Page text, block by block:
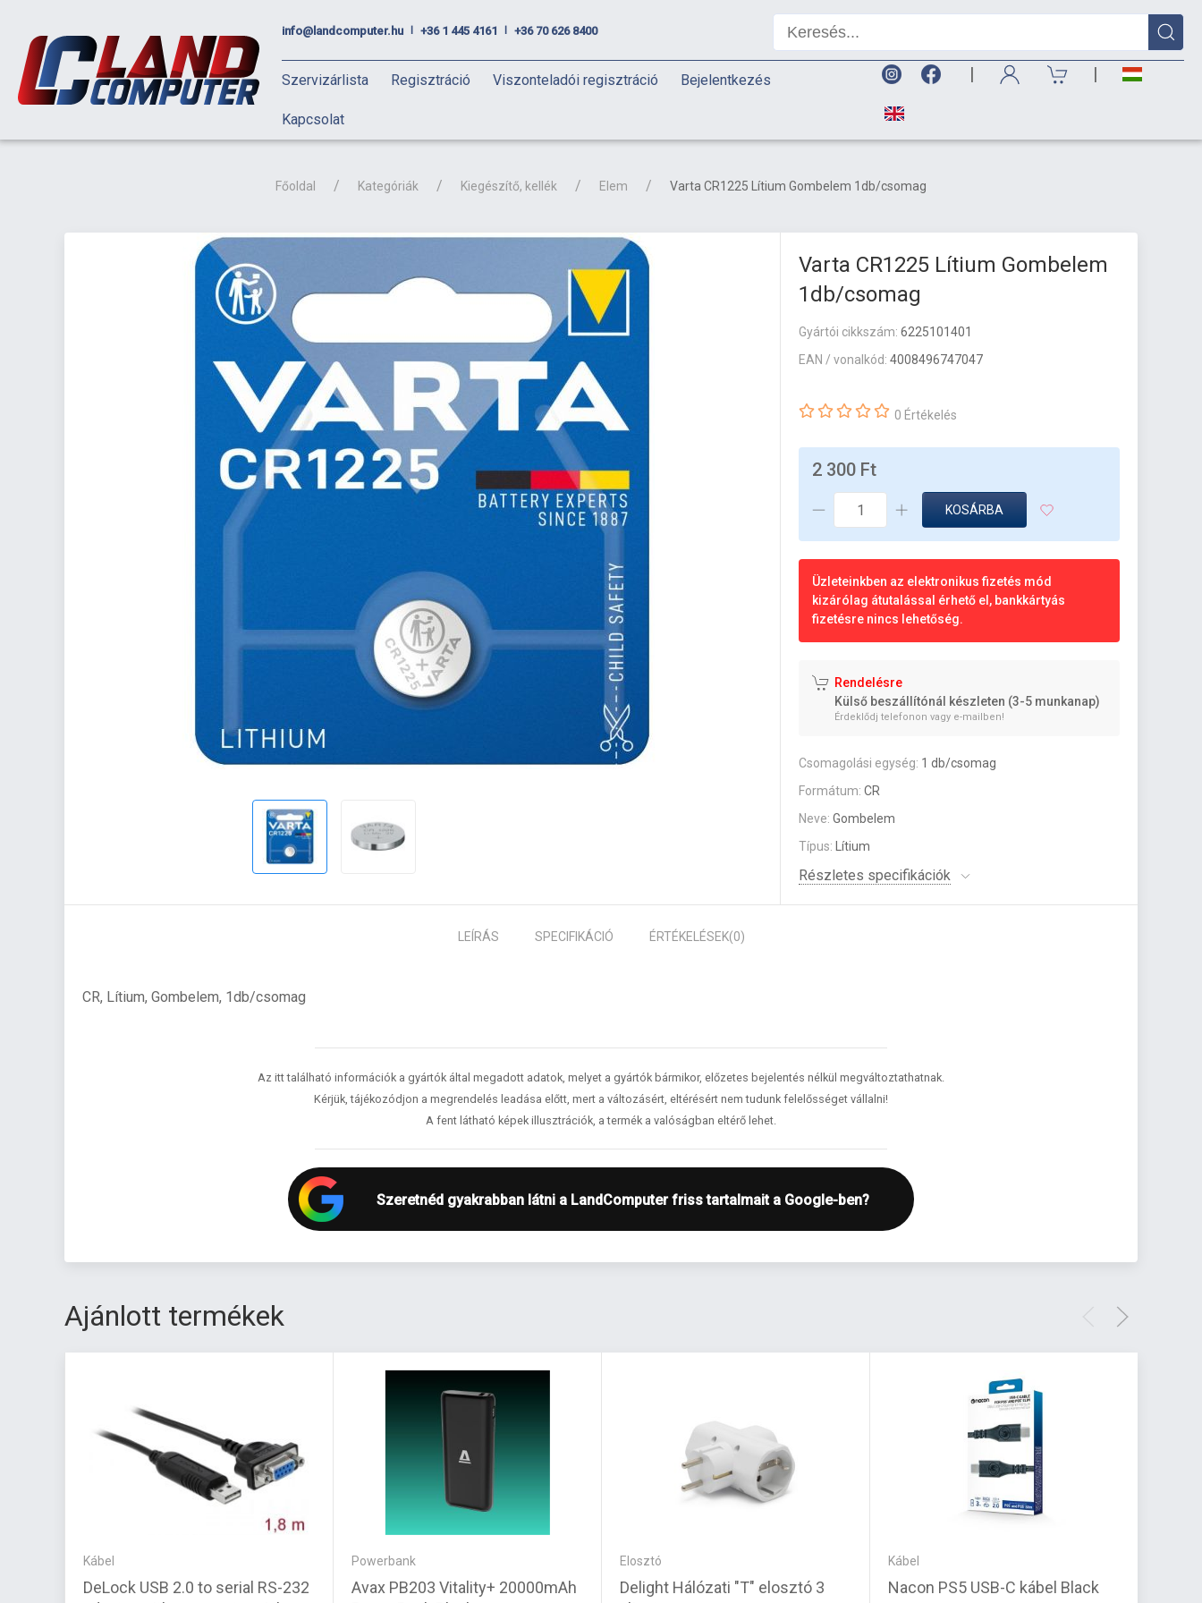
info@landcomputer.hu +36 1 445 4161 +36 70 626 8400
Szervizárlista Regisztráció Viszonteladói regisztráció Bejelentkezés
Kapcsolat
| |
Főoldal Kategóriák Kiegészítő, kellék Elem Varta CR1225 Lítium Gombelem 1db/csomag
Varta CR1225 Lítium Gombelem
1db/csomag
Gyártói cikkszám:6225101401
EAN / vonalkód:4008496747047
0 Értékelés
2 300 Ft
KOSÁRBA
Üzleteinkben az elektronikus fizetés mód
kizárólag átutalással érhető el, bankkártyás
fizetésre nincs lehetőség.
Rendelésre
Külső beszállítónál készleten (3-5 munkanap)
Érdeklődj telefonon vagy e-mailben!
Csomagolási egység: 1 db/csomag
Formátum:CR
Neve:Gombelem
Típus:
Lítium
Részletes specifikációk
LEÍRÁS SPECIFIKÁCIÓ ÉRTÉKELÉSEK(0)
CR, Lítium, Gombelem, 1db/csomag
Az itt található információk a gyártók által megadott adatok, melyet a gyártók bármikor, előzetes bejelentés nélkül megváltoztathatnak.
Kérjük, tájékozódjon a megrendelés leadása előtt, mert a változásért, eltérésért nem tudunk felelősséget vállalni!
A fent látható képek illusztrációk, a termék a valóságban eltérő lehet.
Szeretnéd gyakrabban látni a LandComputer friss tartalmait a Google-ben?
Ajánlott termékek
Kábel
DeLock USB 2.0 to serial RS-232
Powerbank
Avax PB203 Vitality+ 20000mAh
Elosztó
Delight Hálózati "T" elosztó 3
Kábel
Nacon PS5 USB-C kábel Black